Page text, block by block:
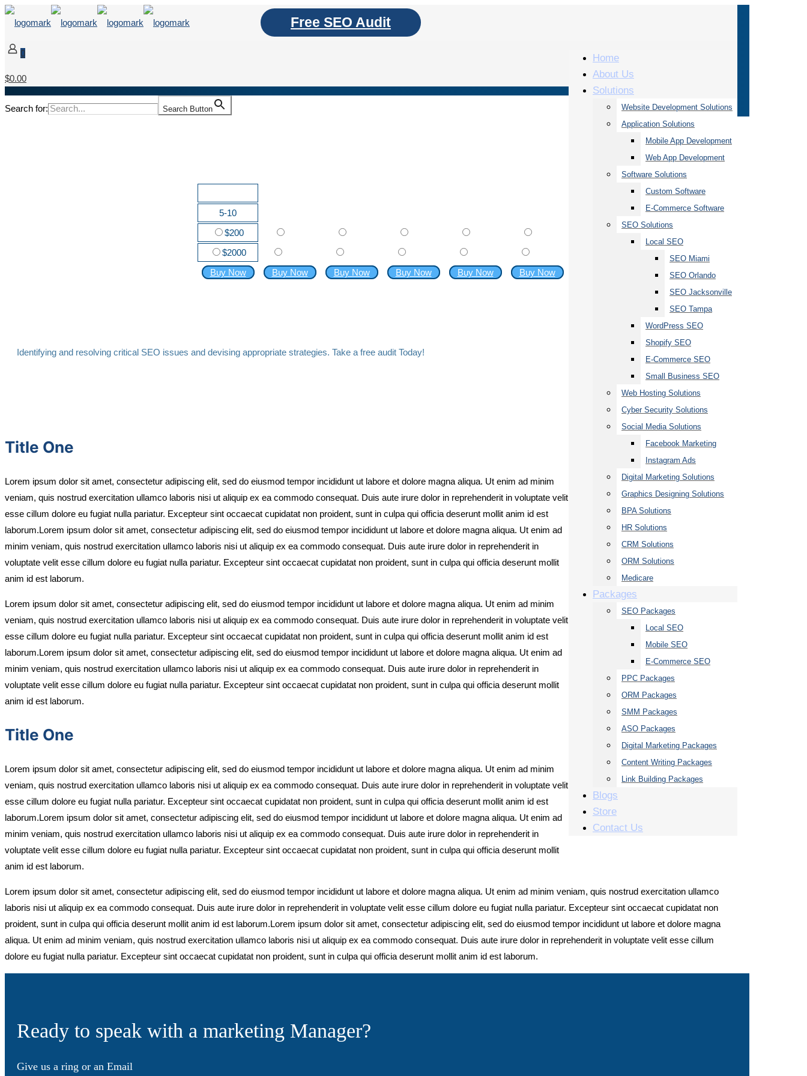
Home
About Us
Solutions
Website Development Solutions
Application Solutions
Mobile App Development
Web App Development
Software Solutions
Custom Software
E-Commerce Software
SEO Solutions
Local SEO
SEO Miami
SEO Orlando
SEO Jacksonville
SEO Tampa
WordPress SEO
Shopify SEO
E-Commerce SEO
Small Business SEO
Web Hosting Solutions
Cyber Security Solutions
Social Media Solutions
Facebook Marketing
Instagram Ads
Digital Marketing Solutions
Graphics Designing Solutions
BPA Solutions
HR Solutions
CRM Solutions
ORM Solutions
Medicare
Packages
SEO Packages
Local SEO
Mobile SEO
E-Commerce SEO
PPC Packages
ORM Packages
SMM Packages
ASO Packages
Digital Marketing Packages
Content Writing Packages
Link Building Packages
Blogs
Store
Contact Us
0
$0.00
Search for: Search Button
5-10
$200
$2000
Buy Now
Buy Now Buy Now Buy Now Buy Now Buy Now
Identifying and resolving critical SEO issues and devising appropriate strategies. Take a free audit Today!
Free SEO Audit
Title One
Lorem ipsum dolor sit amet, consectetur adipiscing elit, sed do eiusmod tempor incididunt ut labore et dolore magna aliqua. Ut enim ad minim
veniam, quis nostrud exercitation ullamco laboris nisi ut aliquip ex ea commodo consequat. Duis aute irure dolor in reprehenderit in voluptate velit
esse cillum dolore eu fugiat nulla pariatur. Excepteur sint occaecat cupidatat non proident, sunt in culpa qui officia deserunt mollit anim id est
laborum.Lorem ipsum dolor sit amet, consectetur adipiscing elit, sed do eiusmod tempor incididunt ut labore et dolore magna aliqua. Ut enim ad
minim veniam, quis nostrud exercitation ullamco laboris nisi ut aliquip ex ea commodo consequat. Duis aute irure dolor in reprehenderit in
voluptate velit esse cillum dolore eu fugiat nulla pariatur. Excepteur sint occaecat cupidatat non proident, sunt in culpa qui officia deserunt mollit
anim id est laborum.
Lorem ipsum dolor sit amet, consectetur adipiscing elit, sed do eiusmod tempor incididunt ut labore et dolore magna aliqua. Ut enim ad minim
veniam, quis nostrud exercitation ullamco laboris nisi ut aliquip ex ea commodo consequat. Duis aute irure dolor in reprehenderit in voluptate velit
esse cillum dolore eu fugiat nulla pariatur. Excepteur sint occaecat cupidatat non proident, sunt in culpa qui officia deserunt mollit anim id est
laborum.Lorem ipsum dolor sit amet, consectetur adipiscing elit, sed do eiusmod tempor incididunt ut labore et dolore magna aliqua. Ut enim ad
minim veniam, quis nostrud exercitation ullamco laboris nisi ut aliquip ex ea commodo consequat. Duis aute irure dolor in reprehenderit in
voluptate velit esse cillum dolore eu fugiat nulla pariatur. Excepteur sint occaecat cupidatat non proident, sunt in culpa qui officia deserunt mollit
anim id est laborum.
Title One
Lorem ipsum dolor sit amet, consectetur adipiscing elit, sed do eiusmod tempor incididunt ut labore et dolore magna aliqua. Ut enim ad minim
veniam, quis nostrud exercitation ullamco laboris nisi ut aliquip ex ea commodo consequat. Duis aute irure dolor in reprehenderit in voluptate velit
esse cillum dolore eu fugiat nulla pariatur. Excepteur sint occaecat cupidatat non proident, sunt in culpa qui officia deserunt mollit anim id est
laborum.Lorem ipsum dolor sit amet, consectetur adipiscing elit, sed do eiusmod tempor incididunt ut labore et dolore magna aliqua. Ut enim ad
minim veniam, quis nostrud exercitation ullamco laboris nisi ut aliquip ex ea commodo consequat. Duis aute irure dolor in reprehenderit in
voluptate velit esse cillum dolore eu fugiat nulla pariatur. Excepteur sint occaecat cupidatat non proident, sunt in culpa qui officia deserunt mollit
anim id est laborum.
Lorem ipsum dolor sit amet, consectetur adipiscing elit, sed do eiusmod tempor incididunt ut labore et dolore magna aliqua. Ut enim ad minim veniam, quis nostrud exercitation ullamco
laboris nisi ut aliquip ex ea commodo consequat. Duis aute irure dolor in reprehenderit in voluptate velit esse cillum dolore eu fugiat nulla pariatur. Excepteur sint occaecat cupidatat non
proident, sunt in culpa qui officia deserunt mollit anim id est laborum.Lorem ipsum dolor sit amet, consectetur adipiscing elit, sed do eiusmod tempor incididunt ut labore et dolore magna
aliqua. Ut enim ad minim veniam, quis nostrud exercitation ullamco laboris nisi ut aliquip ex ea commodo consequat. Duis aute irure dolor in reprehenderit in voluptate velit esse cillum
dolore eu fugiat nulla pariatur. Excepteur sint occaecat cupidatat non proident, sunt in culpa qui officia deserunt mollit anim id est laborum.
Ready to speak with a marketing Manager?
Give us a ring or an Email